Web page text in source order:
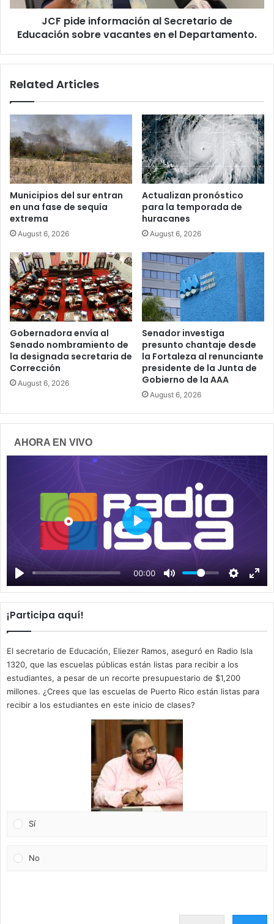
vacantes
JCF pide información al Secretario de
Educación sobre vacantes en el Departamento.
Related Articles
Municipios del sur entran
en una fase de sequía
extrema
August 6, 2026
Actualizan pronóstico
para la temporada de
huracanes
August 6, 2026
Gobernadora envía al
Senado nombramiento de
la designada secretaria de
Corrección
August 6, 2026
Senador investiga
presunto chantaje desde
la Fortaleza al renunciante
presidente de la Junta de
Gobierno de la AAA
August 6, 2026
AHORA EN VIVO
00:00
P
a
y
¡Participa aquí!
El secretario de Educación, Eliezer Ramos, aseguró en Radio Isla
1320, que las escuelas públicas están listas para recibir a los
estudiantes, a pesar de un recorte presupuestario de $1,200
millones. ¿Crees que las escuelas de Puerto Rico están listas para
recibir a los estudiantes en este inicio de clases?
Sí
No